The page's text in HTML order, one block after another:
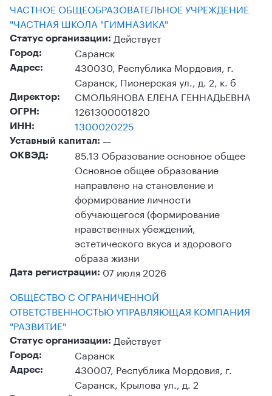
ЧАСТНОЕ ОБЩЕОБРАЗОВАТЕЛЬНОЕ УЧРЕЖДЕНИЕ
"ЧАСТНАЯ ШКОЛА "ГИМНАЗИКА"
Статус организации: Действует
Город: Саранск
Адрес:
430030, Республика Мордовия, г.
Саранск, Пионерская ул., д. 2, к. б
Директор: СМОЛЬЯНОВА ЕЛЕНА ГЕННАДЬЕВНА
ОГРН: 1261300001820
ИНН: 1300020225
Уставный капитал: —
ОКВЭД:
85.13 Образование основное общее
Основное общее образование
направлено на становление и
формирование личности
обучающегося (формирование
нравственных убеждений,
эстетического вкуса и здорового
образа жизни
Дата регистрации: 07 июля 2026
ОБЩЕСТВО С ОГРАНИЧЕННОЙ
ОТВЕТСТВЕННОСТЬЮ УПРАВЛЯЮЩАЯ КОМПАНИЯ
"РАЗВИТИЕ"
Статус организации: Действует
Город: Саранск
Адрес:
430007, Республика Мордовия, г.
Саранск, Крылова ул., д. 2